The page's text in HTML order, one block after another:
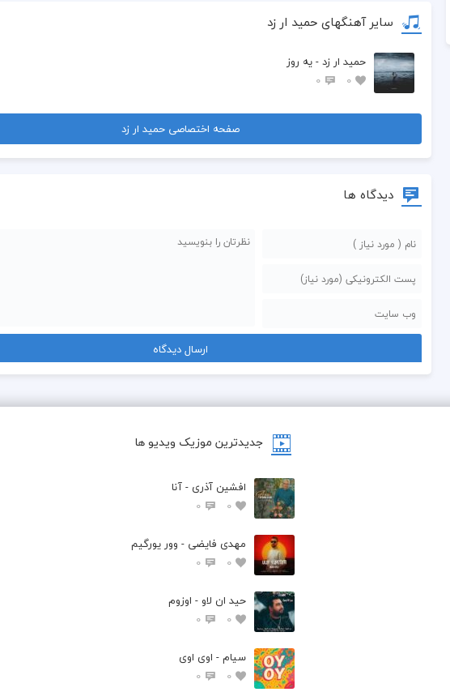
سایر آهنگهای حمید ار زد
حمید ار زد - یه روز
0
0
صفحه اختصاصی حمید ار زد
دیدگاه ها
جدیدترین موزیک ویدیو ها
افشین آذری - آنا
0
0
مهدی فایضی - وور یورگیم
0
0
حید ان لاو - اوزوم
0
0
سیام - اوی اوی
0
0